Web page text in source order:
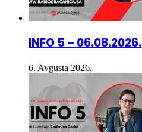
INFO 5 – 06.08.2026.
6. Avgusta 2026.